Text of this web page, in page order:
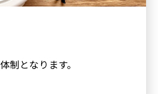
制となります。